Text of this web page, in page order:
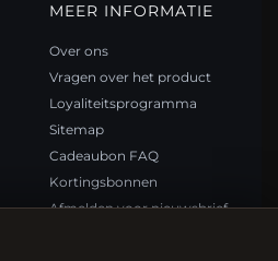
MEER INFORMATIE
Over ons
Vragen over het product
Loyaliteitsprogramma
Sitemap
Cadeaubon FAQ
Kortingsbonnen
Afmelden voor nieuwsbrief